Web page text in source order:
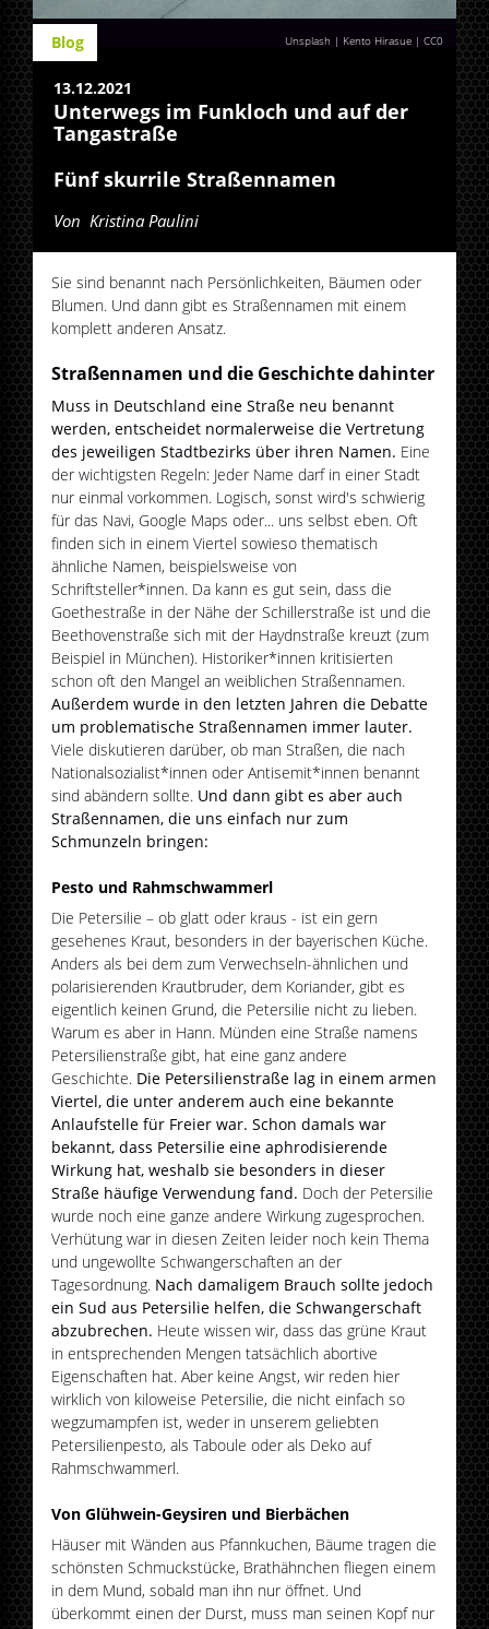
Unsplash | Kento Hirasue |CC0
Blog
13.12.2021
Unterwegs im Funkloch und auf der
Tangastraße
Fünf skurrile Straßennamen
Von Kristina Paulini
Sie sind benannt nach Persönlichkeiten, Bäumen oder
Blumen. Und dann gibt es Straßennamen mit einem
komplett anderen Ansatz.
Straßennamen und die Geschichte dahinter
Muss in Deutschland eine Straße neu benannt
werden, entscheidet normalerweise die Vertretung
des jeweiligen Stadtbezirks über ihren Namen. Eine
der wichtigsten Regeln: Jeder Name darf in einer Stadt
nur einmal vorkommen. Logisch, sonst wird's schwierig
für das Navi, Google Maps oder... uns selbst eben. Oft
finden sich in einem Viertel sowieso thematisch
ähnliche Namen, beispielsweise von
Schriftsteller*innen. Da kann es gut sein, dass die
Goethestraße in der Nähe der Schillerstraße ist und die
Beethovenstraße sich mit der Haydnstraße kreuzt (zum
Beispiel in München). Historiker*innen kritisierten
schon oft den Mangel an weiblichen Straßennamen.
Außerdem wurde in den letzten Jahren die Debatte
um problematische Straßennamen immer lauter.
Viele diskutieren darüber, ob man Straßen, die nach
Nationalsozialist*innen oder Antisemit*innen benannt
sind abändern sollte. Und dann gibt es aber auch
Straßennamen, die uns einfach nur zum
Schmunzeln bringen:
Pesto und Rahmschwammerl
Die Petersilie – ob glatt oder kraus - ist ein gern
gesehenes Kraut, besonders in der bayerischen Küche.
Anders als bei dem zum Verwechseln-ähnlichen und
polarisierenden Krautbruder, dem Koriander, gibt es
eigentlich keinen Grund, die Petersilie nicht zu lieben.
Warum es aber in Hann. Münden eine Straße namens
Petersilienstraße gibt, hat eine ganz andere
Geschichte. Die Petersilienstraße lag in einem armen
Viertel, die unter anderem auch eine bekannte
Anlaufstelle für Freier war. Schon damals war
bekannt, dass Petersilie eine aphrodisierende
Wirkung hat, weshalb sie besonders in dieser
Straße häufige Verwendung fand. Doch der Petersilie
wurde noch eine ganze andere Wirkung zugesprochen.
Verhütung war in diesen Zeiten leider noch kein Thema
und ungewollte Schwangerschaften an der
Tagesordnung. Nach damaligem Brauch sollte jedoch
ein Sud aus Petersilie helfen, die Schwangerschaft
abzubrechen. Heute wissen wir, dass das grüne Kraut
in entsprechenden Mengen tatsächlich abortive
Eigenschaften hat. Aber keine Angst, wir reden hier
wirklich von kiloweise Petersilie, die nicht einfach so
wegzumampfen ist, weder in unserem geliebten
Petersilienpesto, als Taboule oder als Deko auf
Rahmschwammerl.
Von Glühwein-Geysiren und Bierbächen
​Häuser mit Wänden aus Pfannkuchen, Bäume tragen die
schönsten Schmuckstücke, Brathähnchen fliegen einem
in dem Mund, sobald man ihn nur öffnet. Und
überkommt einen der Durst, muss man seinen Kopf nur